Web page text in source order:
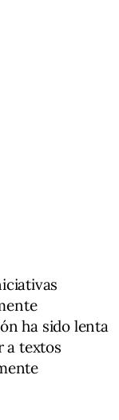
ha sido lenta
a textos